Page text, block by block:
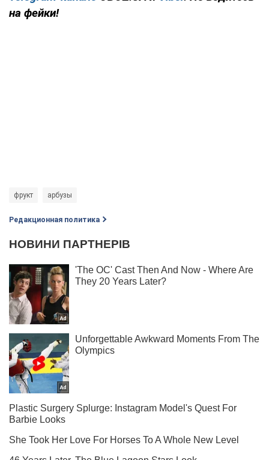
на фейки!
фрукт арбузы
Редакционная политика